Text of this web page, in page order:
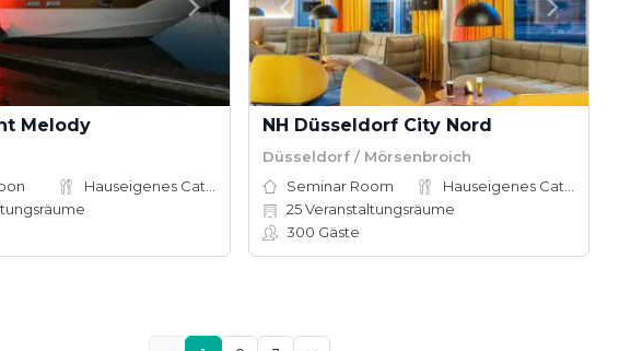
Melody NH Düsseldorf City Nord
Düsseldorf / Mörsenbroich
Seminar Room
25Veranstaltungsräume
300 Gäste